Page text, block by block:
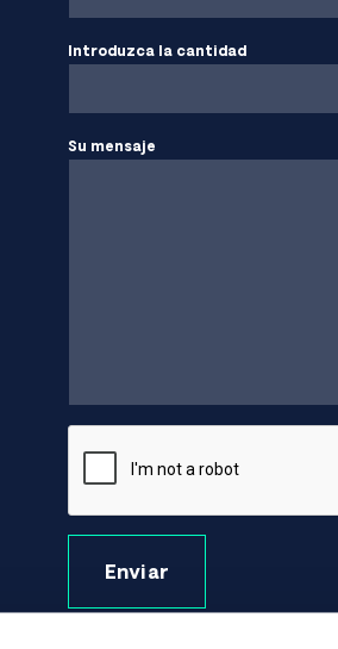
Introduzca la cantidad
Su mensaje
Enviar